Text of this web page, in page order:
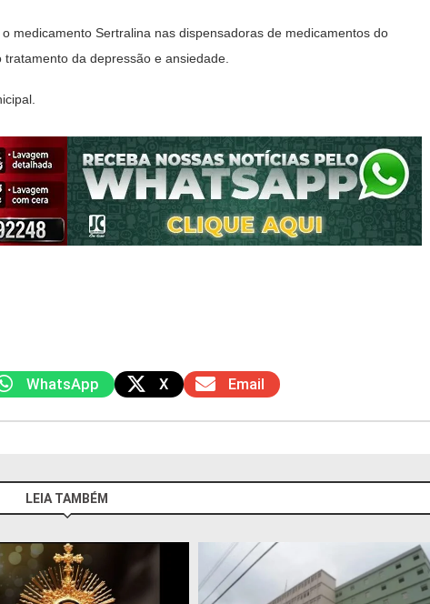
medicamento Sertralina nas dispensadoras de medicamentos do
da depressão e ansiedade.
WhatsApp X Email
LEIA TAMBÉM